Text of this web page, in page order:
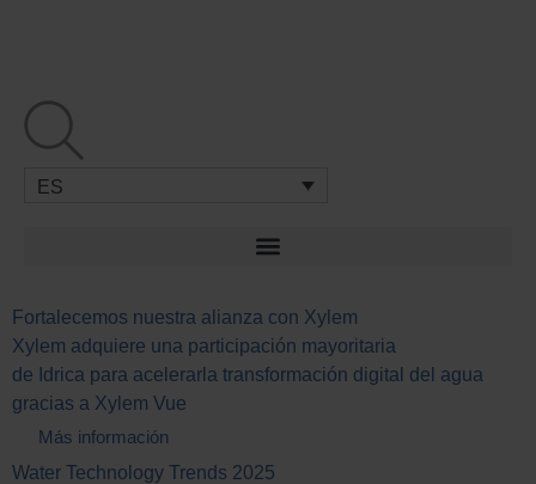
ES
Fortalecemos nuestra alianza con Xylem
Xylem adquiere una participación mayoritaria
de Idrica para acelerarla transformación digital del agua
gracias a Xylem Vue
Más información
Water Technology Trends 2025